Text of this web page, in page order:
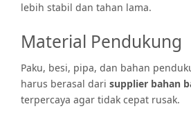
lebih stabil dan tahan lama.
Material Pendukung
Paku, besi, pipa, dan bahan
harus berasal dari supplier bahan
terpercaya agar tidak cepat rusak.